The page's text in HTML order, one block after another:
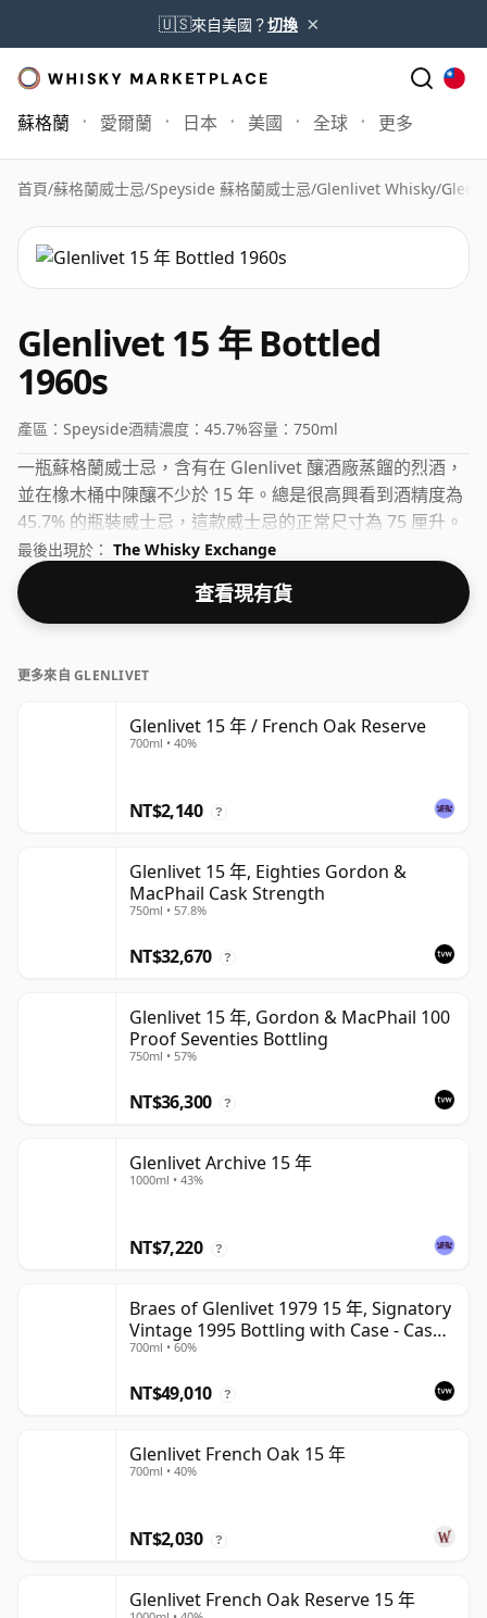
🇺🇸來自美國？切換 ×
蘇格蘭 愛爾蘭 日本 美國 全球 更多
首頁/蘇格蘭威士忌/Speyside 蘇格蘭威士忌/Glenlivet Whisky/
Glenlivet 15 年 Bottled
1960s
產區： Speyside酒精濃度： 45.7%容量： 750ml
一瓶蘇格蘭威士忌，含有在 Glenlivet 釀酒廠蒸餾的烈酒，
並在橡木桶中陳釀不少於 15 年。總是很高興看到酒精度為
45.7% 的瓶裝威士忌，這款威士忌的正常尺寸為 75 厘升。
最後出現於： The Whisky Exchange
查看現有貨
更多來自 GLENLIVET
Glenlivet 15 年 / French Oak Reserve
700ml • 40%
NT$2,140 ?
Glenlivet 15 年, Eighties Gordon &
MacPhail Cask Strength
750ml • 57.8%
NT$32,670 ?
Glenlivet 15 年, Gordon & MacPhail 100
Proof Seventies Bottling
750ml • 57%
NT$36,300 ?
Glenlivet Archive 15 年
1000ml • 43%
NT$7,220 ?
Braes of Glenlivet 1979 15 年, Signatory
Vintage 1995 Bottling with Case - Cask
16040
700ml • 60%
NT$49,010 ?
Glenlivet French Oak 15 年
700ml • 40%
NT$2,030 ?
Glenlivet French Oak Reserve 15 年